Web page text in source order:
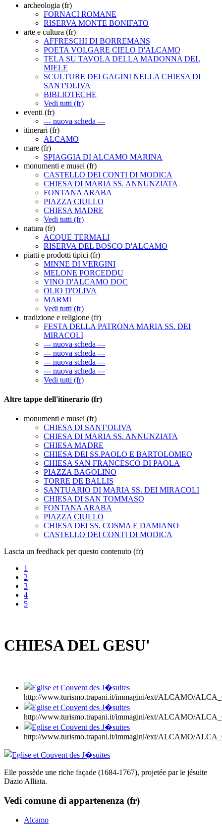
archeologia (fr)
FORNACI ROMANE
RISERVA MONTE BONIFATO
arte e cultura (fr)
AFFRESCHI DI BORREMANS
POETA VOLGARE CIELO D'ALCAMO
TELA SU TAVOLA DELLA MADONNA DEL
MIELE
SCULTURE DEI GAGINI NELLA CHIESA DI
SANT'OLIVA
BIBLIOTECHE
Vedi tutti (fr)
eventi (fr)
--- nuova scheda ---
itinerari (fr)
ALCAMO
mare (fr)
SPIAGGIA DI ALCAMO MARINA
monumenti e musei (fr)
CASTELLO DEI CONTI DI MODICA
CHIESA DI MARIA SS. ANNUNZIATA
FONTANA ARABA
PIAZZA CIULLO
CHIESA MADRE
Vedi tutti (fr)
natura (fr)
ACQUE TERMALI
RISERVA DEL BOSCO D'ALCAMO
piatti e prodotti tipici (fr)
MINNE DI VERGINI
MELONE PORCEDDU
VINO D'ALCAMO DOC
OLIO D'OLIVA
MARMI
Vedi tutti (fr)
tradizione e religione (fr)
FESTA DELLA PATRONA MARIA SS. DEI
MIRACOLI
--- nuova scheda ---
--- nuova scheda ---
--- nuova scheda ---
--- nuova scheda ---
Vedi tutti (fr)
Altre tappe dell'itinerario (fr)
monumenti e musei (fr)
CHIESA DI SANT'OLIVA
CHIESA DI MARIA SS. ANNUNZIATA
CHIESA MADRE
CHIESA DEI SS.PAOLO E BARTOLOMEO
CHIESA SAN FRANCESCO DI PAOLA
PIAZZA BAGOLINO
TORRE DE BALLIS
SANTUARIO DI MARIA SS. DEI MIRACOLI
CHIESA DI SAN TOMMASO
FONTANA ARABA
PIAZZA CIULLO
CHIESA DEI SS. COSMA E DAMIANO
CASTELLO DEI CONTI DI MODICA
Lascia un feedback per questo contenuto (fr)
1
2
3
4
5
CHIESA DEL GESU'
http://www.turismo.trapani.it/immagini/ext/ALCAMO/
http://www.turismo.trapani.it/immagini/ext/ALCAMO/
http://www.turismo.trapani.it/immagini/ext/ALCAMO/
Elle possède une riche façade (1684-1767), projetée par le jésuite
Dazio Alliata.
Vedi comune di appartenenza (fr)
Alcamo